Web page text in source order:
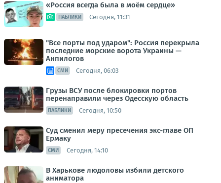
«Россия всегда была в моём сердце»
ПАБЛИКИ Сегодня, 11:31
"Все порты под ударом": Россия перекрыла
последние морские ворота Украины —
Анпилогов
СМИ Сегодня, 06:03
Грузы ВСУ после блокировки портов
перенаправили через Одесскую область
ПАБЛИКИ Сегодня, 10:50
Суд сменил меру пресечения экс-главе ОП
Ермаку
СМИ Сегодня, 14:10
В Харькове людоловы избили детского
аниматора